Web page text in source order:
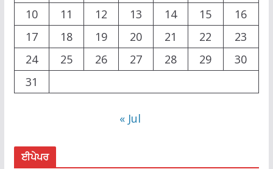
10
11 12 13 14 15
16
17
18 19 20 21 22
23
24
25 26 27 28 29
30
31
« Jul
ਈਪੇਪਰ